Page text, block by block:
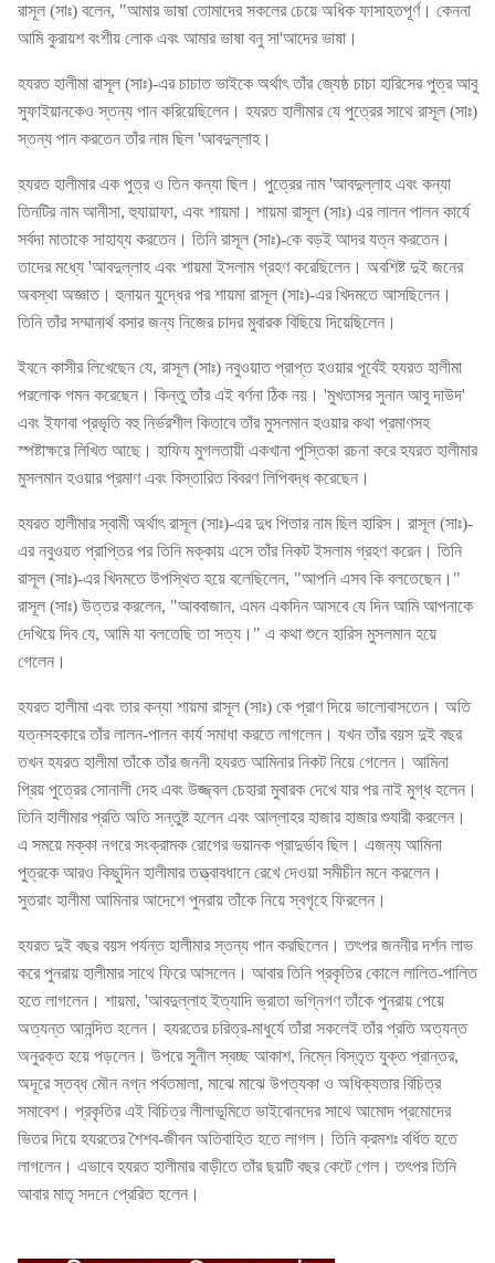
রাসূল (সাঃ) বলেন, "আমার ভাষা তোমাদের সকলের চেয়ে অধিক ফাসাহতপূর্ণ। কেননা
আমি কুরায়শ বংশীয় লোক এবং আমার ভাষা বনু সা'আদের ভাষা।
হযরত হালীমা রাসূল (সাঃ)-এর চাচাত ভাইকে অর্থাৎ তাঁর জ্যেষ্ঠ চাচা হারিসের পুত্র আবু
সুফাইয়ানকেও স্তন্য পান করিয়েছিলেন। হযরত হালীমার যে পুত্রের সাথে রাসূল (সাঃ)
স্তন্য পান করতেন তাঁর নাম ছিল 'আবদুল্লাহ।
হযরত হালীমার এক পুত্র ও তিন কন্যা ছিল। পুত্রের নাম 'আবদুল্লাহ এবং কন্যা
তিনটির নাম আনীসা, হুযায়াফা, এবং শায়মা। শায়মা রাসূল (সাঃ) এর লালন পালন কার্যে
সর্বদা মাতাকে সাহায্য করতেন। তিনি রাসূল (সাঃ)-কে বড়ই আদর যত্ন করতেন।
তাদের মধ্যে 'আবদুল্লাহ এবং শায়মা ইসলাম গ্রহণ করেছিলেন। অবশিষ্ট দুই জনের
অবস্থা অজ্ঞাত। হুনায়ন যুদ্ধের পর শায়মা রাসূল (সাঃ)-এর খিদমতে আসছিলেন।
তিনি তাঁর সম্মানার্থ বসার জন্য নিজের চাদর মুবারক বিছিয়ে দিয়েছিলেন।
ইবনে কাসীর লিখেছেন যে, রাসূল (সাঃ) নবুওয়াত প্রাপ্ত হওয়ার পূর্বেই হযরত হালীমা
পরলোক গমন করেছেন। কিন্তু তাঁর এই বর্ণনা ঠিক নয়। 'মুখতাসর সুনান আবু দাউদ'
এবং ইফাবা প্রভৃতি বহু নির্ভরশীল কিতাবে তাঁর মুসলমান হওয়ার কথা প্রমাণসহ
স্পষ্টাক্ষরে লিখিত আছে। হাফিয মুগলতায়ী একখানা পুস্তিকা রচনা করে হযরত হালীমার
মুসলমান হওয়ার প্রমাণ এবং বিস্তারিত বিবরণ লিপিবদ্ধ করেছেন।
হযরত হালীমার স্বামী অর্থাৎ রাসূল (সাঃ)-এর দুধ পিতার নাম ছিল হারিস। রাসূল (সাঃ)-
এর নবুওয়ত প্রাপ্তির পর তিনি মক্কায় এসে তাঁর নিকট ইসলাম গ্রহণ করেন। তিনি
রাসূল (সাঃ)-এর খিদমতে উপস্থিত হয়ে বলেছিলেন, "আপনি এসব কি বলতেছেন।"
রাসূল (সাঃ) উত্তর করলেন, "আববাজান, এমন একদিন আসবে যে দিন আমি আপনাকে
দেখিয়ে দিব যে, আমি যা বলতেছি তা সত্য।" এ কথা শুনে হারিস মুসলমান হয়ে
গেলেন।
হযরত হালীমা এবং তার কন্যা শায়মা রাসূল (সাঃ) কে প্রাণ দিয়ে ভালোবাসতেন। অতি
যত্নসহকারে তাঁর লালন-পালন কার্য সমাধা করতে লাগলেন। যখন তাঁর বয়স দুই বছর
তখন হযরত হালীমা তাঁকে তাঁর জননী হযরত আমিনার নিকট নিয়ে গেলেন। আমিনা
প্রিয় পুত্রের সোনালী দেহ এবং উজ্জ্বল চেহারা মুবারক দেখে যার পর নাই মুগ্ধ হলেন।
তিনি হালীমার প্রতি অতি সন্তুষ্ট হলেন এবং আল্লাহর হাজার হাজার শুযারী করলেন।
এ সময়ে মক্কা নগরে সংক্রামক রোগের ভয়ানক প্রাদুর্ভাব ছিল। এজন্য আমিনা
পুত্রকে আরও কিছুদিন হালীমার তত্ত্বাবধানে রেখে দেওয়া সমীচীন মনে করলেন।
সুতরাং হালীমা আমিনার আদেশে পুনরায় তাঁকে নিয়ে স্বগৃহে ফিরলেন।
হযরত দুই বছর বয়স পর্যন্ত হালীমার স্তন্য পান করছিলেন। তৎপর জননীর দর্শন লাভ
করে পুনরায় হালীমার সাথে ফিরে আসলেন। আবার তিনি প্রকৃতির কোলে লালিত-পালিত
হতে লাগলেন। শায়মা, 'আবদুল্লাহ ইত্যাদি ভ্রাতা ভগ্নিগণ তাঁকে পুনরায় পেয়ে
অত্যন্ত আনন্দিত হলেন। হযরতের চরিত্র-মাধুর্যে তাঁরা সকলেই তাঁর প্রতি অত্যন্ত
অনুরক্ত হয়ে পড়লেন। উপরে সুনীল স্বচ্ছ আকাশ, নিম্নে বিস্তৃত যুক্ত প্রান্তর,
অদূরে স্তব্ধ মৌন নগ্ন পর্বতমালা, মাঝে মাঝে উপত্যকা ও অধিক্যতার বিচিত্র
সমাবেশ। প্রকৃতির এই বিচিত্র লীলাভূমিতে ভাইবোনদের সাথে আমোদ প্রমোদের
ভিতর দিয়ে হযরতের শৈশব-জীবন অতিবাহিত হতে লাগল। তিনি ক্রমশঃ বর্ধিত হতে
লাগলেন। এভাবে হযরত হালীমার বাড়ীতে তাঁর ছয়টি বছর কেটে গেল। তৎপর তিনি
আবার মাতৃ সদনে প্রেরিত হলেন।